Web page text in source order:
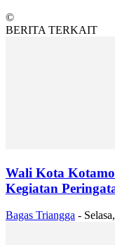
©
BERITA TERKAIT
Wali Kota
Kegiatan
Bagas Triangga -